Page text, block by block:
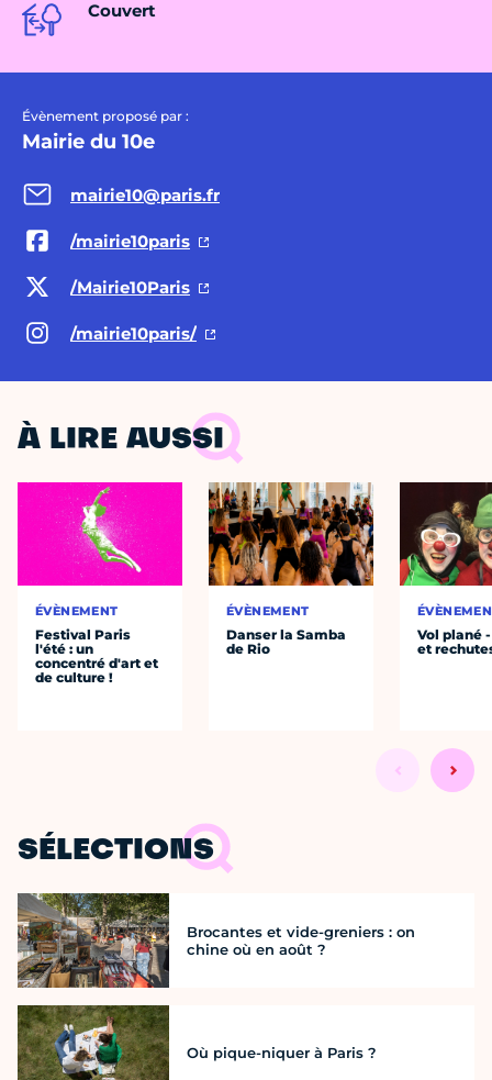
Couvert
Évènement proposé par :
Mairie du 10e
mairie10@paris.fr
/mairie10paris
/Mairie10Paris
/mairie10paris/
À LIRE AUSSI
ÉVÈNEMENT
Festival Paris
l'été : un
concentré d'art et
de culture !
ÉVÈNEMENT
Danser la Samba
de Rio
Vol plané
et
SÉLECTIONS
Brocantes et vide-greniers : on
chine où en août ?
Où pique-niquer à Paris ?